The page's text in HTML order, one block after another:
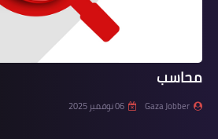
محاسب
Gaza Jobber 06 نوفمبر 2025